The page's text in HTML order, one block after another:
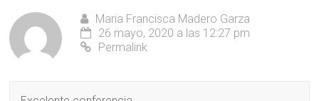
Maria Francisca Madero Garza
26 mayo, 2020 a las 12:27 pm
Permalink